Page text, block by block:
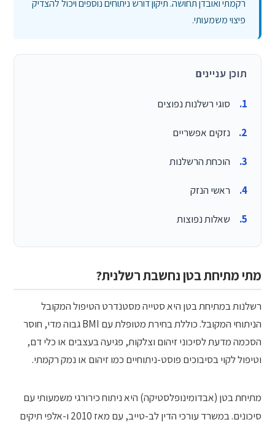
רקמתי ואובדן תחושה. תיקון דורש ניתוחים נוספים ויכול להצדיק
פיצוי משמעותי.
תוכן עניינים
סוגי רשלנות נפוצים
נזקים אפשריים
הוכחת הרשלנות
ראשי הנזק
שאלות נפוצות
מתי מתיחת בטן נחשבת רשלנית?
רשלנות במתיחת בטן היא סטייה מסטנדרט הטיפול המקובל
הניתוחי המקובל. כוללת בחירת מטופלת עם BMI גבוה מדי, חוסר
הסכמה מדעת לסיכוני זיהום וצלקות, פגיעה בעצבים או כלי דם,
וטיפול לקוי בסיבוכים פוסט-ניתוחיים כמו זיהום או נמק רקמתי.
מתיחת בטן (אבדומינופלסטיקה) היא ניתוח כירורגי משמעותי עם
סיכונים. במשרד עורכי הדין לב-טייב, עם מאז 2010 ו-אלפי תיקים